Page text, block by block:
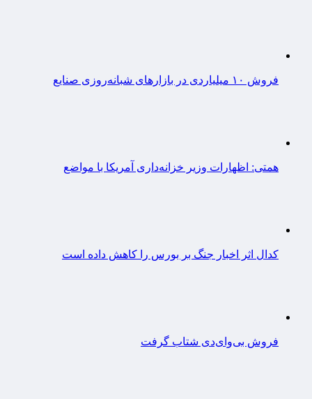
فروش ۱۰ میلیاردی در بازارهای شبانه‌روزی صنایع
همتی: اظهارات وزیر خزانه‌داری آمریکا با مواضع
کدال اثر اخبار جنگ بر بورس را کاهش داده است
فروش بی‌وای‌دی شتاب گرفت